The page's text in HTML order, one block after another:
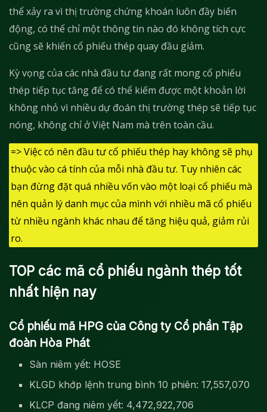
thể xảy ra vì thị trường chứng khoán luôn đầy biến
động, có thể chỉ một thông tin nào đó không tích cực
cũng sẽ khiến cổ phiếu thép quay đầu giảm.
Kỳ vọng của các nhà đầu tư đang rất mong cổ phiếu
thép tiếp tục tăng để có thể kiếm được một khoản lời
không nhỏ vì nhiều dự đoán thị trường thép sẽ tiếp tục
nóng, không chỉ ở Việt Nam mà trên toàn cầu.
=> Việc có nên đầu tư cổ phiếu thép hay không sẽ phụ
thuộc vào cá tính của mỗi nhà đầu tư. Tuy nhiên các
bạn đừng đặt quá nhiều vốn vào một loại cổ phiếu mà
nên quản lý danh mục của mình với nhiều mã cổ phiếu
từ nhiều ngành khác nhau để tăng hiệu quả, giảm rủi
ro.
TOP các mã cổ phiếu ngành thép tốt
nhất hiện nay
Cổ phiếu mã HPG của Công ty Cổ phần Tập
đoàn Hòa Phát
Sàn niêm yết: HOSE
KLGD khớp lệnh trung bình 10 phiên: 17,557,070
KLCP đang niêm yết: 4,472,922,706